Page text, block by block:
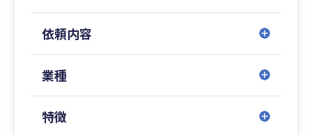
▶ ホームページ
https://takanozeirishi.com
▶ お問い合わせ
https://takanozeirishi.com/contact
依頼内容
業種
特徴